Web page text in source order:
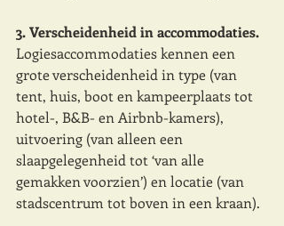
3. Verscheidenheid in accommodaties.
Logiesaccommodaties kennen een
grote verscheidenheid in type (van
tent, huis, boot en kampeerplaats tot
hotel-, B&B- en Airbnb-kamers),
uitvoering (van alleen een
slaapgelegenheid tot ‘van alle
gemakken voorzien’) en locatie (van
stadscentrum tot boven in een kraan).